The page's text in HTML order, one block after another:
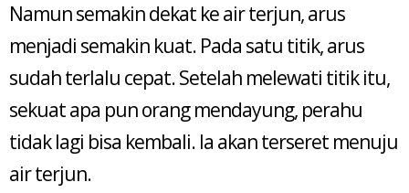
Namun semakin dekat ke air terjun, arus
menjadi semakin kuat. Pada satu titik, arus
sudah terlalu cepat. Setelah melewati titik itu,
sekuat apa pun orang mendayung, perahu
tidak lagi bisa kembali. Ia akan terseret menuju
air terjun.